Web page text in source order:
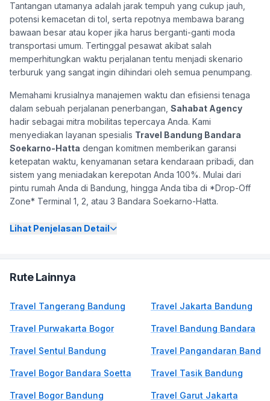
Tantangan utamanya adalah jarak tempuh yang cukup jauh,
potensi kemacetan di tol, serta repotnya membawa barang
bawaan besar atau koper jika harus berganti-ganti moda
transportasi umum. Tertinggal pesawat akibat salah
memperhitungkan waktu perjalanan tentu menjadi skenario
terburuk yang sangat ingin dihindari oleh semua penumpang.
Memahami krusialnya manajemen waktu dan efisiensi tenaga
dalam sebuah perjalanan penerbangan, Sahabat Agency
hadir sebagai mitra mobilitas tepercaya Anda. Kami
menyediakan layanan spesialis Travel Bandung Bandara
Soekarno-Hatta dengan komitmen memberikan garansi
ketepatan waktu, kenyamanan setara kendaraan pribadi, dan
sistem yang meniadakan kerepotan Anda 100%. Mulai dari
pintu rumah Anda di Bandung, hingga Anda tiba di *Drop-Off
Zone* Terminal 1, 2, atau 3 Bandara Soekarno-Hatta.
Lihat Penjelasan Detail
Rute Lainnya
Travel Tangerang Bandung
Travel Purwakarta Bogor
Travel Sentul Bandung
Travel Bogor Bandara Soetta
Travel Bogor Bandung
Travel Jakarta Bandung
Travel Bandung Bandara
Travel Pangandaran
Travel Tasik Bandung
Travel Garut Jakarta